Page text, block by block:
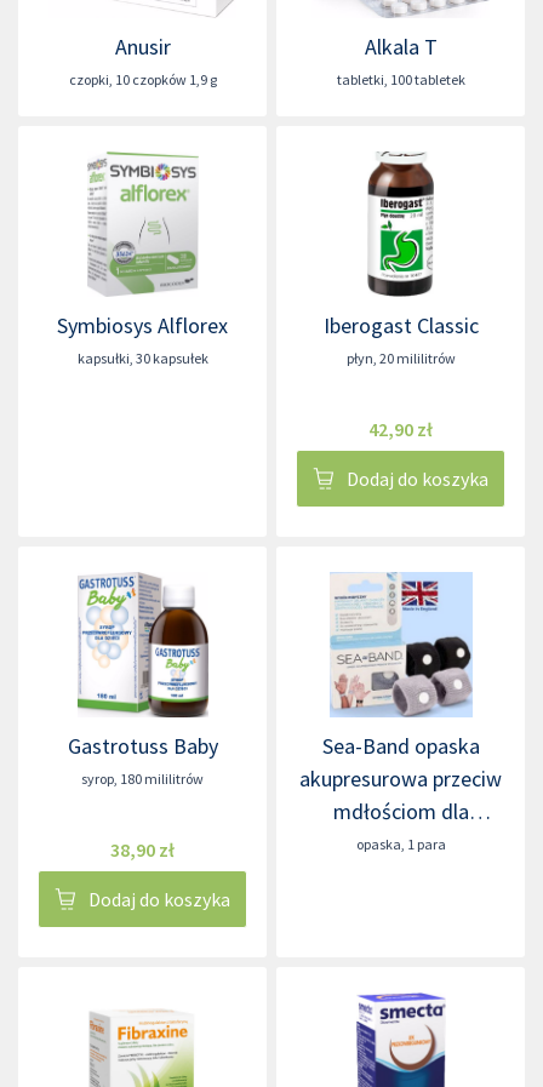
Anusir
czopki, 10 czopków 1,9 g
Alkala T
tabletki, 100 tabletek
Symbiosys Alflorex
kapsułki, 30 kapsułek
Iberogast Classic
płyn, 20 mililitrów
42,90 zł
Dodaj do koszyka
Gastrotuss Baby
syrop, 180 mililitrów
38,90 zł
Dodaj do koszyka
Sea-Band opaska
akupresurowa przeciw
mdłościom dla
dorosłych
opaska, 1 para